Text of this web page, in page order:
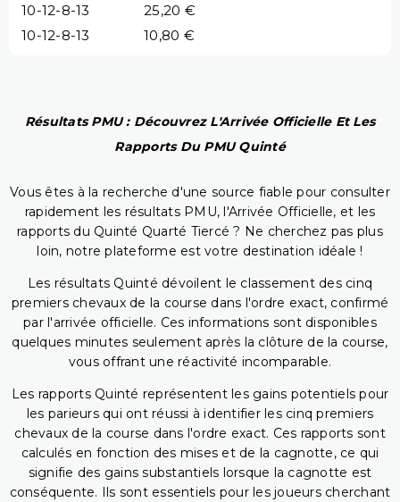
10-12-8-13
25,20 €
10-12-8-13
10,80 €
Résultats PMU : Découvrez L'Arrivée Officielle Et Les
Rapports Du PMU Quinté
Vous êtes à la recherche d'une source fiable pour consulter
rapidement les résultats PMU, l'Arrivée Officielle, et les
rapports du Quinté Quarté Tiercé ? Ne cherchez pas plus
loin, notre plateforme est votre destination idéale !
Les résultats Quinté dévoilent le classement des cinq
premiers chevaux de la course dans l'ordre exact, confirmé
par l'arrivée officielle. Ces informations sont disponibles
quelques minutes seulement après la clôture de la course,
vous offrant une réactivité incomparable.
Les rapports Quinté représentent les gains potentiels pour
les parieurs qui ont réussi à identifier les cinq premiers
chevaux de la course dans l'ordre exact. Ces rapports sont
calculés en fonction des mises et de la cagnotte, ce qui
signifie des gains substantiels lorsque la cagnotte est
conséquente. Ils sont essentiels pour les joueurs cherchant